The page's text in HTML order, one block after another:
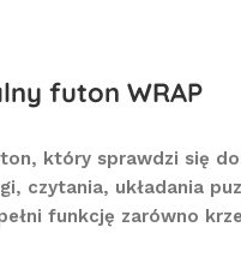
futon WRAP
który sprawdzi się
czytania, układania
funkcję zarówno